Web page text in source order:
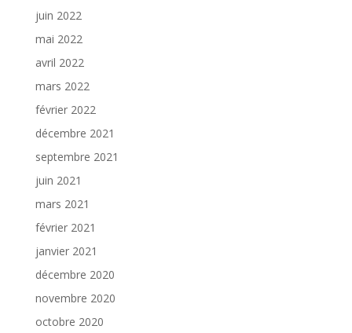
juin 2022
mai 2022
avril 2022
mars 2022
février 2022
décembre 2021
septembre 2021
juin 2021
mars 2021
février 2021
janvier 2021
décembre 2020
novembre 2020
octobre 2020